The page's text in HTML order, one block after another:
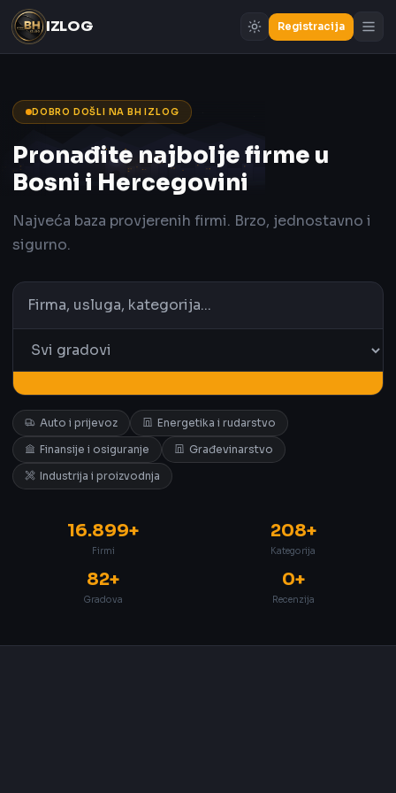
IZLOG Registracija
DOBRO DOŠLI NA BH IZLOG
Pronađite najbolje firme u
Bosni i Hercegovini
Najveća baza provjerenih firmi. Brzo, jednostavno i
sigurno.
Auto i prijevoz
Energetika i rudarstvo
Finansije i osiguranje
Građevinarstvo
Industrija i proizvodnja
16.899+
Firmi
208+
Kategorija
82+
Gradova
0+
Recenzija